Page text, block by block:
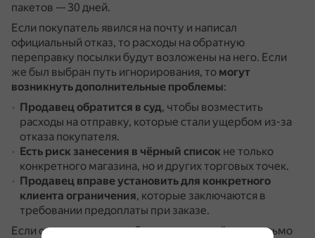
пакетов — 30 дней.
Если покупатель явился на почту и написал
официальный отказ, то расходы на обратную
переправку посылки будут возложены на него. Если
же был выбран путь игнорирования, то могут
возникнуть дополнительные проблемы:
Продавец обратится в суд, чтобы возместить
расходы на отправку, которые стали ущербом из-за
отказа покупателя.
Есть риск занесения в чёрный список не только
конкретного магазина, но и других торговых точек.
Продавец вправе установить для конкретного
клиента ограничения, которые заключаются в
требовании предоплаты при заказе.
Если отправитель не забирает возвращённое письмо